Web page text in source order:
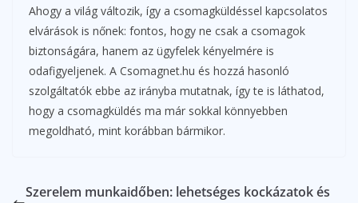
Ahogy a világ változik, így a csomagküldéssel kapcsolatos
elvárások is nőnek: fontos, hogy ne csak a csomagok
biztonságára, hanem az ügyfelek kényelmére is
odafigyeljenek. A Csomagnet.hu és hozzá hasonló
szolgáltatók ebbe az irányba mutatnak, így te is láthatod,
hogy a csomagküldés ma már sokkal könnyebben
megoldható, mint korábban bármikor.
Szerelem munkaidőben: lehetséges kockázatok és